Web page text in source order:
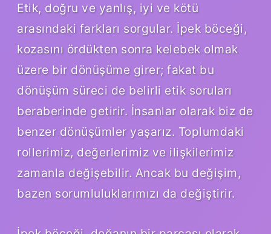
Etik, doğru ve yanlış, iyi ve kötü
arasındaki farkları sorgular. İpek böceği,
kozasını ördükten sonra kelebek olmak
üzere bir dönüşüme girer; fakat bu
dönüşüm süreci de belirli etik soruları
beraberinde getirir. İnsanlar olarak biz de
benzer dönüşümler yaşarız. Toplumdaki
rollerimiz, değerlerimiz ve ilişkilerimiz
zamanla değişebilir. Ancak bu değişim,
bazen sorumluluklarımızı da değiştirir.